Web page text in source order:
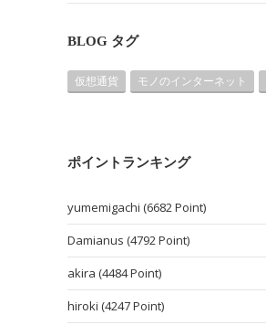
BLOG タグ
仮想通貨 モノのインターネット
ポイントランキング
yumemigachi (6682 Point)
Damianus (4792 Point)
akira (4484 Point)
hiroki (4247 Point)